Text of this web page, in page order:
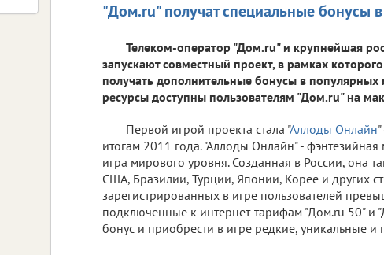
"Дом.ru" получат специальные бонусы
Телеком-оператор "Дом.ru" и крупнейшая
запускают совместный проект, в рамках
получать дополнительные бонусы в
ресурсы доступны пользователям "Дом.ru" на
Первой игрой проекта стала "Аллоды Онлайн
итогам 2011 года. "Аллоды Онлайн" -
игра мирового уровня. Созданная в России, она
США, Бразилии, Турции, Японии, Корее и других
зарегистрированных в игре пользователей
подключенные к интернет-тарифам "Дом.ru 50" и
бонус и приобрести в игре редкие, уникальные